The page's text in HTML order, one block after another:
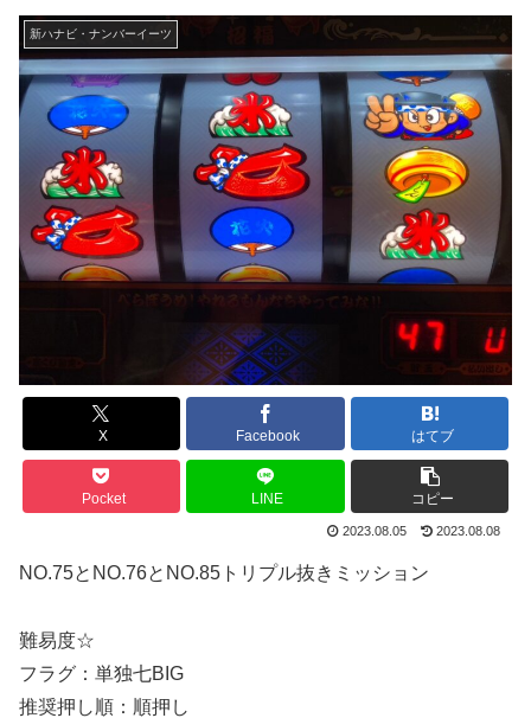
新ハナビ・ナンバーイーツ
X Facebook はてブ
Pocket LINE コピー
2023.08.05 2023.08.08
NO.75とNO.76とNO.85トリプル抜きミッション
難易度☆
フラグ：単独七BIG
推奨押し順：順押し